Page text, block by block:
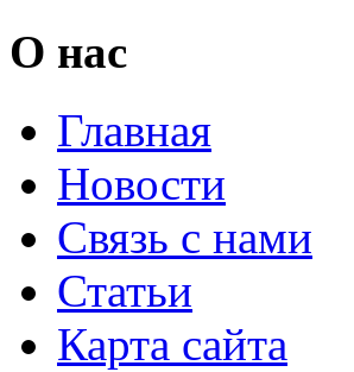
О нас
Главная
Новости
Связь с нами
Статьи
Карта сайта